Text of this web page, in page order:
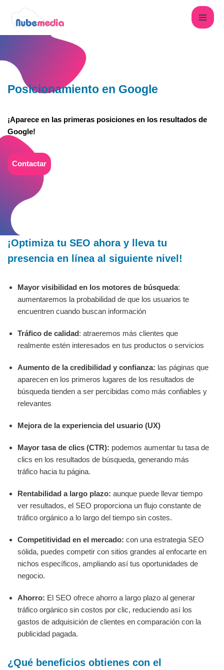
Saltar
Posicionamiento en Google
¡Aparece en las primeras posiciones en los resultados de
Google!
Contactar
¡Optimiza tu SEO ahora y lleva tu
presencia en línea al siguiente nivel!
Mayor visibilidad en los motores de búsqueda:
aumentaremos la probabilidad de que los usuarios te
encuentren cuando buscan información
Tráfico de calidad: atraeremos más clientes que
realmente estén interesados en tus productos o servicios
Aumento de la credibilidad y confianza: las páginas que
aparecen en los primeros lugares de los resultados de
búsqueda tienden a ser percibidas como más confiables y
relevantes
Mejora de la experiencia del usuario (UX)
Mayor tasa de clics (CTR): podemos aumentar tu tasa de
clics en los resultados de búsqueda, generando más
tráfico hacia tu página.
Rentabilidad a largo plazo: aunque puede llevar tiempo
ver resultados, el SEO proporciona un flujo constante de
tráfico orgánico a lo largo del tiempo sin costes.
Competitividad en el mercado: con una estrategia SEO
sólida, puedes competir con sitios grandes al enfocarte en
nichos específicos, ampliando así tus oportunidades de
negocio.
Ahorro: El SEO ofrece ahorro a largo plazo al generar
tráfico orgánico sin costos por clic, reduciendo así los
gastos de adquisición de clientes en comparación con la
publicidad pagada.
¿Qué beneficios obtienes con el